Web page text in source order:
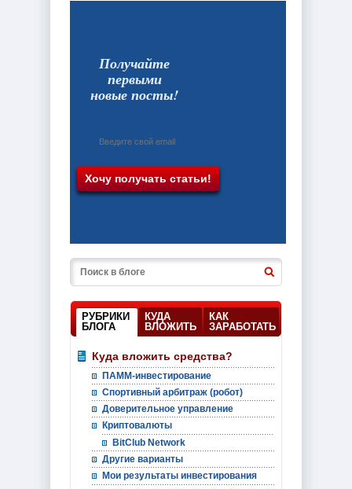
Получайте
первыми
новые посты!
РУБРИКИ
БЛОГА
КУДА
ВЛОЖИТЬ
КАК
ЗАРАБОТАТЬ
Куда вложить средства?
ПАММ-инвестирование
Спортивный арбитраж (робот)
Доверительное управление
Криптовалюты
BitClub Network
Другие варианты
Мои результаты инвестирования